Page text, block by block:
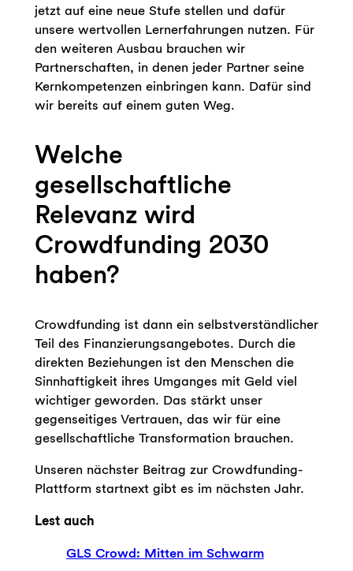
jetzt auf eine neue Stufe stellen und dafür
unsere wertvollen Lernerfahrungen nutzen. Für
den weiteren Ausbau brauchen wir
Partnerschaften, in denen jeder Partner seine
Kernkompetenzen einbringen kann. Dafür sind
wir bereits auf einem guten Weg.
Welche
gesellschaftliche
Relevanz wird
Crowdfunding 2030
haben?
Crowdfunding ist dann ein selbstverständlicher
Teil des Finanzierungsangebotes. Durch die
direkten Beziehungen ist den Menschen die
Sinnhaftigkeit ihres Umganges mit Geld viel
wichtiger geworden. Das stärkt unser
gegenseitiges Vertrauen, das wir für eine
gesellschaftliche Transformation brauchen.
Unseren nächster Beitrag zur Crowdfunding-
Plattform startnext gibt es im nächsten Jahr.
Lest auch
GLS Crowd: Mitten im Schwarm